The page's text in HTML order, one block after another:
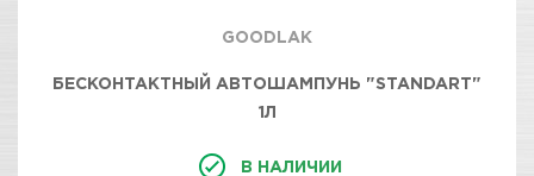
GOODLAK
БЕСКОНТАКТНЫЙ АВТОШАМПУНЬ "STANDART"
1Л
В НАЛИЧИИ